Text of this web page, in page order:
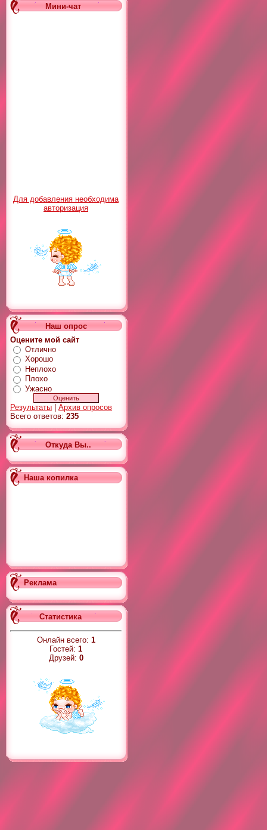
Мини-чат
Для добавления необходима
авторизация
Наш опрос
Оцените мой сайт
Отлично
Хорошо
Неплохо
Плохо
Ужасно
Результаты
Архив опросов
Всего ответов: 235
Откуда Вы..
Наша копилка
Реклама
Статистика
Онлайн всего: 1
Гостей: 1
Друзей: 0